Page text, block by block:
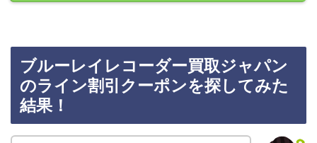
ブルーレイレコーダー買取ジャパン
のライン割引クーポンを探してみた
結果！